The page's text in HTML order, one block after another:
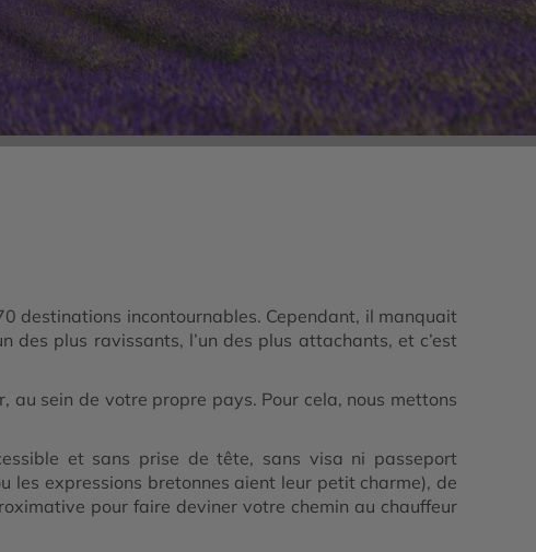
destinations incontournables. Cependant, il manquait
des plus ravissants, l’un des plus attachants, et c’est
sein de votre propre pays. Pour cela, nous mettons
et sans prise de tête, sans visa ni passeport
les expressions bretonnes aient leur petit charme), de
pour faire deviner votre chemin au chauffeur